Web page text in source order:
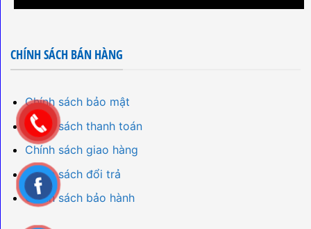
CHÍNH SÁCH BÁN HÀNG
Chính sách bảo mật
Chính sách thanh toán
Chính sách giao hàng
Chính sách đổi trả
Chính sách bảo hành